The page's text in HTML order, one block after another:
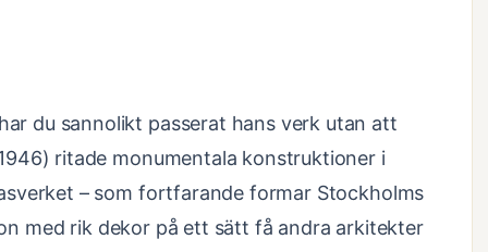
du sannolikt passerat hans verk utan att
ritade monumentala konstruktioner i
– som fortfarande formar Stockholms
med rik dekor på ett sätt få andra arkitekter